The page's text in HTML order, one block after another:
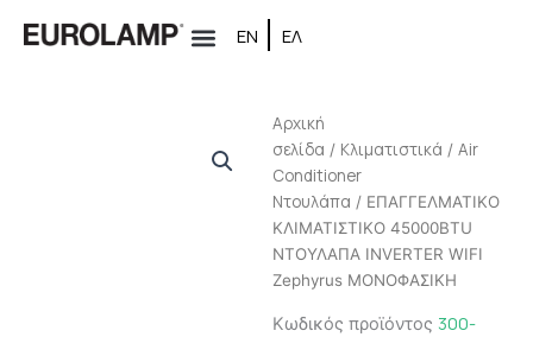
στο
ΕΝ ΕΛ
Αρχική
σελίδα / Κλιματιστικά /Air
Conditioner
Ντουλάπα / ΕΠΑΓΓΕΛΜΑΤΙΚΟ
ΚΛΙΜΑΤΙΣΤΙΚΟ 45000BTU
ΝΤΟΥΛΑΠΑ INVERTER WIFI
Zephyrus ΜΟΝΟΦΑΣΙΚΗ
Κωδικός προϊόντος 300-